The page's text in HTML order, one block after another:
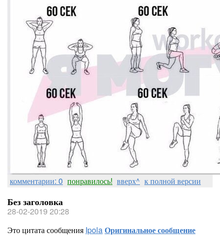
комментарии: 0 понравилось! вверх^ к полной версии
Без заголовка
28-02-2019 20:28
Это цитата сообщения IpolaОригинальное сообщение